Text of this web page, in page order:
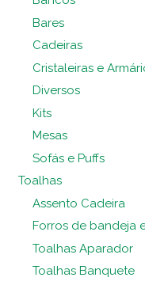
Bares
Cadeiras
Cristaleiras e
Diversos
Kits
Mesas
Sofás e Puffs
Toalhas
Assento Cadeira
Forros de bandeja
Toalhas Aparador
Toalhas Banquete